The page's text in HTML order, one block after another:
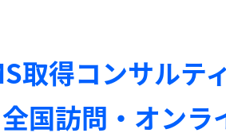
取得コンサルテ
全国訪問・オンラ